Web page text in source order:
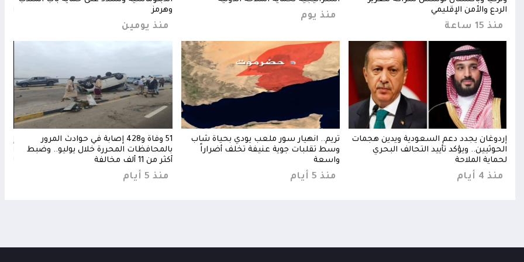
الردع والأمن الإقليمي
منذ 15 ساعة
منذ يوم
وهرمز
منذ يومين
إردوغان يجدد دعم السعودية ويدين هجمات
الحوثيين.. ويؤكد تأييد التحالف البحري
لحماية الملاحة
منذ 4 أيام
تريم.. انهيار سور ملعب يودي بحياة شاب
وسط تقلبات جوية عنيفة تخلف أضراراً
واسعة
منذ 5 أيام
51 وفاة و428 إصابة في حوادث المرور
بالمحافظات المحررة خلال يوليو.. وضبط
أكثر من 11 ألف مخالفة
منذ 5 أيام